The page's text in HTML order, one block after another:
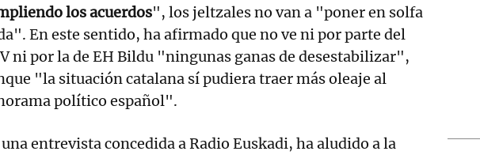
los acuerdos", los jeltzales no van a "poner en solfa
En este sentido, ha afirmado que no ve ni por parte del
ni por la de EH Bildu "ningunas ganas de desestabilizar",
"la situación catalana sí pudiera traer más oleaje al
político español".
entrevista concedida a Radio Euskadi, ha aludido a la